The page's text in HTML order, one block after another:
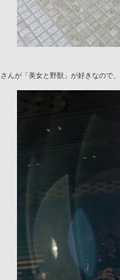
んが「美女と野獣」が好きなので、